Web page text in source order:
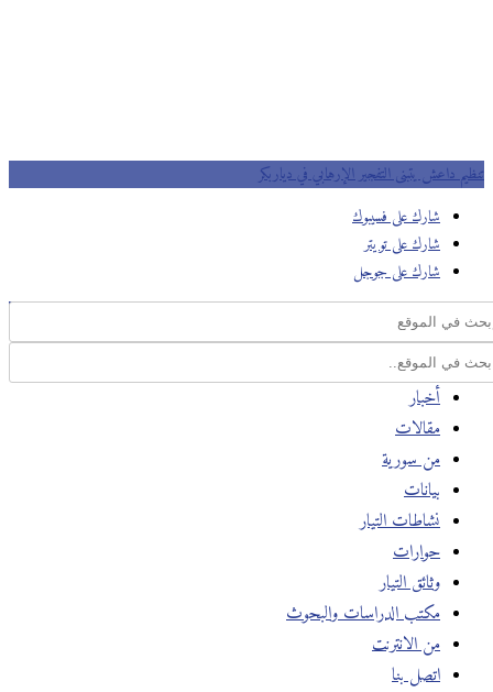
تنظيم داعش يتبنى التفجير الإرهابي في دياربكر
شارك على فسيبوك
شارك على تويتر
شارك على جوجل
أخبار
مقالات
من سورية
بيانات
نشاطات التيار
حوارات
وثائق التيار
مكتب الدراسات والبحوث
من الانترنت
اتصل بنا